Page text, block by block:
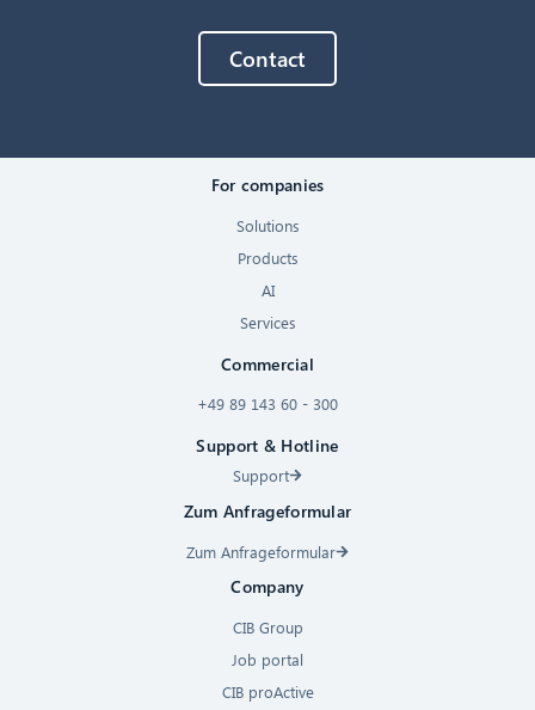
Contact
For companies
Solutions
Products
AI
Services
Commercial
+49 89 143 60 - 300
Support & Hotline
Support
Zum Anfrageformular
Zum Anfrageformular
Company
CIB Group
Job portal
CIB proActive